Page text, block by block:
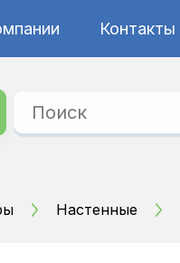
Контакты
Настенные